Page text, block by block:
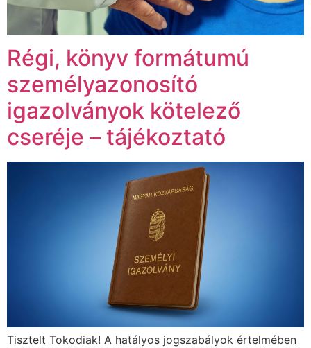
Régi, könyv formátumú
személyazonosító
igazolványok kötelező
cseréje – tájékoztató
Tisztelt Tokodiak! A hatályos jogszabályok értelmében